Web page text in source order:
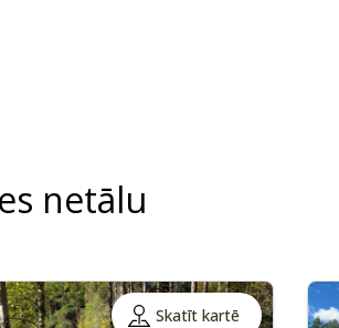
netālu
Skatīt kartē